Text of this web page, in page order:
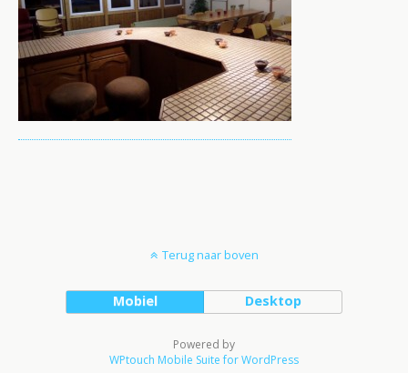
Terug naar boven
Mobiel Desktop
Powered by
WPtouch Mobile Suite for WordPress